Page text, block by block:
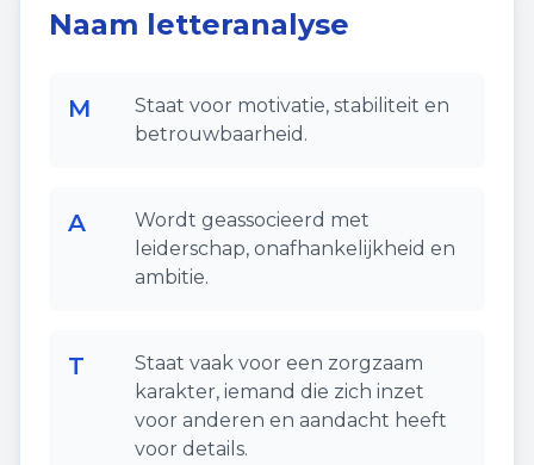
Naam letteranalyse
M
Staat voor motivatie, stabiliteit en
betrouwbaarheid.
A
Wordt geassocieerd met
leiderschap, onafhankelijkheid en
ambitie.
T
Staat vaak voor een zorgzaam
karakter, iemand die zich inzet
voor anderen en aandacht heeft
voor details.